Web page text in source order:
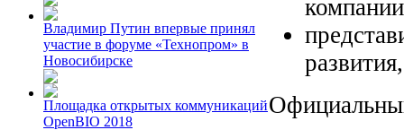
Владимир Путин впервые принял
участие в форуме «Технопром» в
Новосибирске
Площадка открытых коммуникаций
OpenBIO 2018